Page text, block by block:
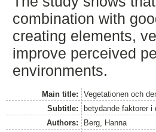
combination with
creating elements,
improve perceived
environments.
Main title:
Vegetationen och
Subtitle:
betydande faktorer i
Authors:
Berg, Hanna